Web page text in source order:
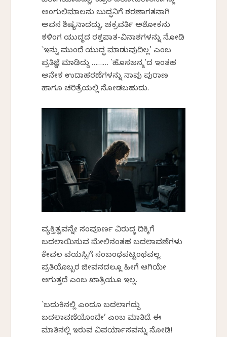
ಅಂಗುಲಿಮಾಲನು ಬುದ್ಧನಿಗೆ ಶರಣಾಗತನಾಗಿ
ಅವನ ಶಿಷ್ಯನಾದದ್ದು, ಚಕ್ರವರ್ತಿ ಅಶೋಕನು
ಕಳಿಂಗ ಯುದ್ಧದ ರಕ್ತಪಾತ-ವಿನಾಶಗಳನ್ನು ನೋಡಿ
`ಇನ್ನು ಮುಂದೆ ಯುದ್ಧ ಮಾಡುವುದಿಲ್ಲ’ ಎಂಬ
ಪ್ರತಿಜ್ಞೆ ಮಾಡಿದ್ದು ……… `ಹೊಸಜನ್ಮ’ದ ಇಂತಹ
ಅನೇಕ ಉದಾಹರಣೆಗಳನ್ನು ನಾವು ಪುರಾಣ
ಹಾಗೂ ಚರಿತ್ರೆಯಲ್ಲಿ ನೋಡಬಹುದು.
ವ್ಯಕ್ತಿತ್ವವನ್ನೇ ಸಂಪೂರ್ಣ ವಿರುದ್ಧ ದಿಕ್ಕಿಗೆ
ಬದಲಾಯಿಸುವ ಮೇಲಿನಂತಹ ಬದಲಾವಣೆಗಳು
ಕೇವಲ ವಯಸ್ಸಿಗೆ ಸಂಬಂಧಪಟ್ಟಂಥವಲ್ಲ.
ಪ್ರತಿಯೊಬ್ಬರ ಜೀವನದಲ್ಲೂ ಹೀಗೆ ಆಗಿಯೇ
ಆಗುತ್ತದೆ ಎಂಬ ಖಾತ್ರಿಯೂ ಇಲ್ಲ.
`ಬದುಕಿನಲ್ಲಿ ಎಂದೂ ಬದಲಾಗದ್ದು
ಬದಲಾವಣೆಯೊಂದೇ’ ಎಂಬ ಮಾತಿದೆ. ಈ
ಮಾತಿನಲ್ಲಿ ಇರುವ ವಿಪರ್ಯಾಸವನ್ನು ನೋಡಿ!